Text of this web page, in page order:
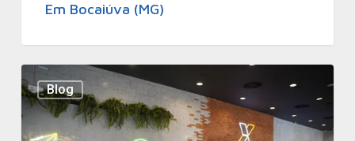
Em Bocaiúva (MG)
Blog